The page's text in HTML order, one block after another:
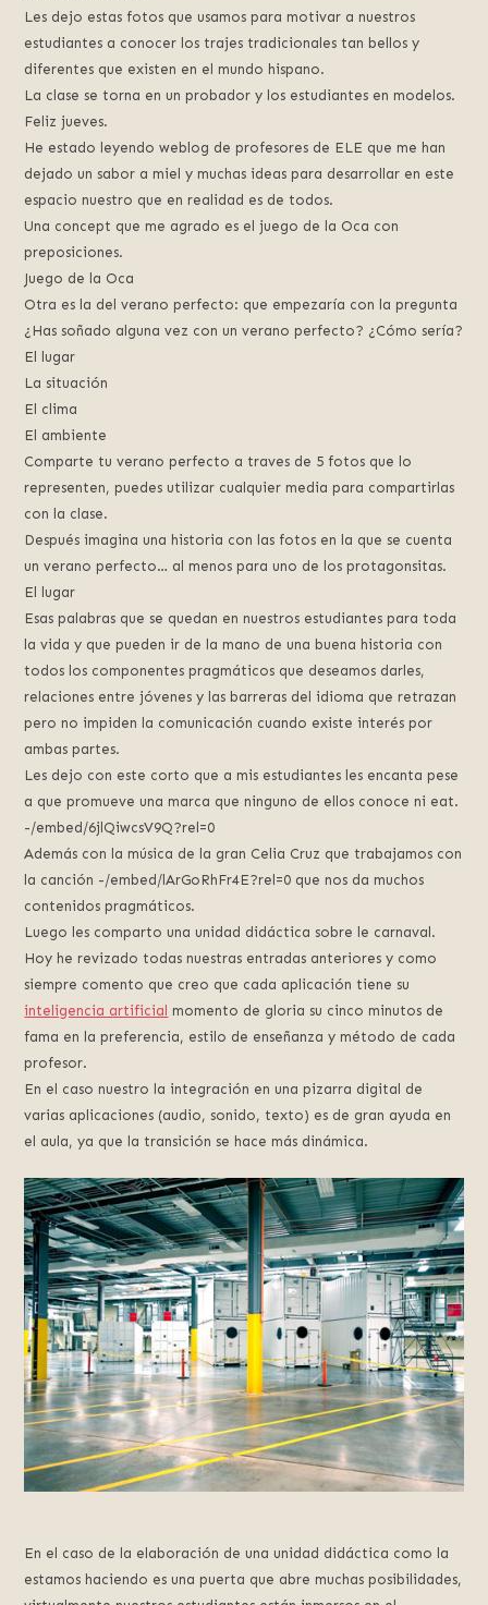
Les dejo estas fotos que usamos para motivar a nuestros
estudiantes a conocer los trajes tradicionales tan bellos y
diferentes que existen en el mundo hispano.
La clase se torna en un probador y los estudiantes en modelos.
Feliz jueves.
He estado leyendo weblog de profesores de ELE que me han
dejado un sabor a miel y muchas ideas para desarrollar en este
espacio nuestro que en realidad es de todos.
Una concept que me agrado es el juego de la Oca con
preposiciones.
Juego de la Oca
Otra es la del verano perfecto: que empezaría con la pregunta
¿Has soñado alguna vez con un verano perfecto? ¿Cómo sería?
El lugar
La situación
El clima
El ambiente
Comparte tu verano perfecto a traves de 5 fotos que lo
representen, puedes utilizar cualquier media para compartirlas
con la clase.
Después imagina una historia con las fotos en la que se cuenta
un verano perfecto… al menos para uno de los protagonsitas.
El lugar
Esas palabras que se quedan en nuestros estudiantes para toda
la vida y que pueden ir de la mano de una buena historia con
todos los componentes pragmáticos que deseamos darles,
relaciones entre jóvenes y las barreras del idioma que retrazan
pero no impiden la comunicación cuando existe interés por
ambas partes.
Les dejo con este corto que a mis estudiantes les encanta pese
a que promueve una marca que ninguno de ellos conoce ni eat.
-/embed/6jlQiwcsV9Q?rel=0
Además con la música de la gran Celia Cruz que trabajamos con
la canción -/embed/lArGoRhFr4E?rel=0 que nos da muchos
contenidos pragmáticos.
Luego les comparto una unidad didáctica sobre le carnaval.
Hoy he revizado todas nuestras entradas anteriores y como
siempre comento que creo que cada aplicación tiene su
inteligencia artificial momento de gloria su cinco minutos de
fama en la preferencia, estilo de enseñanza y método de cada
profesor.
En el caso nuestro la integración en una pizarra digital de
varias aplicaciones (audio, sonido, texto) es de gran ayuda en
el aula, ya que la transición se hace más dinámica.
En el caso de la elaboración de una unidad didáctica como la
estamos haciendo es una puerta que abre muchas posibilidades,